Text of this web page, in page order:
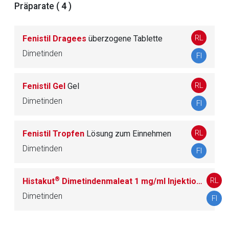
Präparate ( 4 )
Fenistil Dragees überzogene Tablette
Dimetinden
RL
FI
Fenistil Gel Gel
Dimetinden
RL
FI
Fenistil Tropfen Lösung zum Einnehmen
Dimetinden
RL
FI
Histakut® Dimetindenmaleat 1 mg/ml Injektionslösung
Dimetinden
RL
FI
Datenschutzbestimmungen.
Zurück zur rote-liste.de Zur Seite